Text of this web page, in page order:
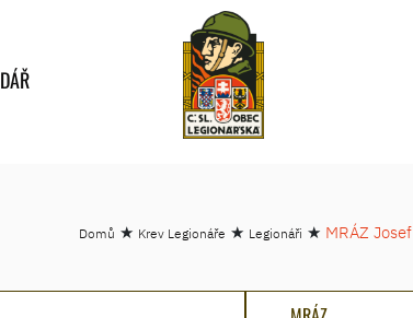
Domů ★ Krev Legionáře ★ Legionáři ★ MRÁZ Josef